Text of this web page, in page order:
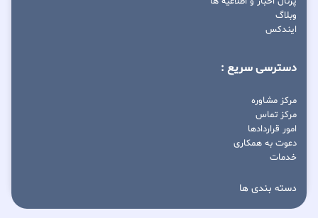
وبلاگ
ایندکس
دسترسی سریع :
مرکز مشاوره
مرکز تماس
امور قراردادها
دعوت به همکاری
خدمات
دسته بندی ها